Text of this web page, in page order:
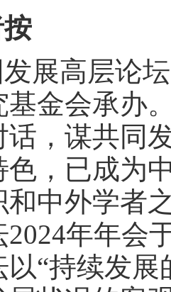
展高层论
基金会承办
话，谋共同
色，已成为
和中外学者
2024年年会
以“持续发